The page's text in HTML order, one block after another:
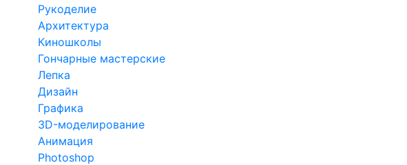
Рукоделие
Архитектура
Киношколы
Гончарные мастерские
Лепка
Дизайн
Графика
3D-моделирование
Анимация
Photoshop